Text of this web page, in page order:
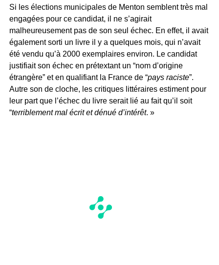
Si les élections municipales de Menton semblent très mal
engagées pour ce candidat, il ne s’agirait
malheureusement pas de son seul échec. En effet, il avait
également sorti un livre il y a quelques mois, qui n’avait
été vendu qu’à 2000 exemplaires environ. Le candidat
justifiait son échec en prétextant un “nom d’origine
étrangère” et en qualifiant la France de “pays raciste”.
Autre son de cloche, les critiques littéraires estiment pour
leur part que l’échec du livre serait lié au fait qu’il soit
“terriblement mal écrit et dénué d’intérêt. »